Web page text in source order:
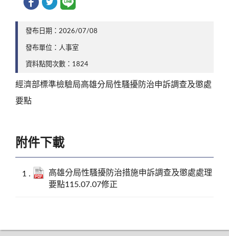
發布日期：2026/07/08
發布單位：人事室
資料點閱次數：1824
經濟部標準檢驗局高雄分局性騷擾防治申訴調查及懲處
要點
附件下載
高雄分局性騷擾防治措施申訴調查及懲處處理
要點115.07.07修正